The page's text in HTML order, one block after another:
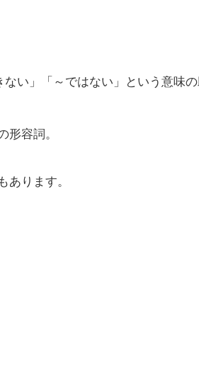
い」「～ではない」という意味の
形容詞。
あります。